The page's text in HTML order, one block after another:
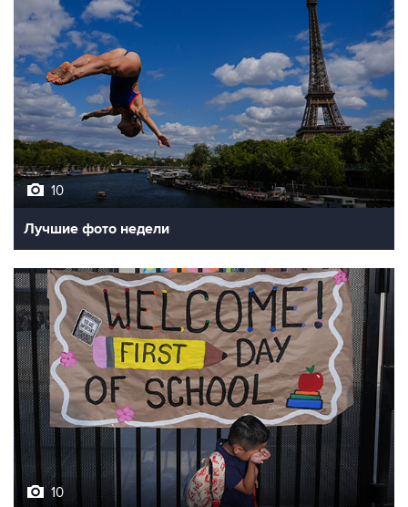
10
Лучшие фото недели
10